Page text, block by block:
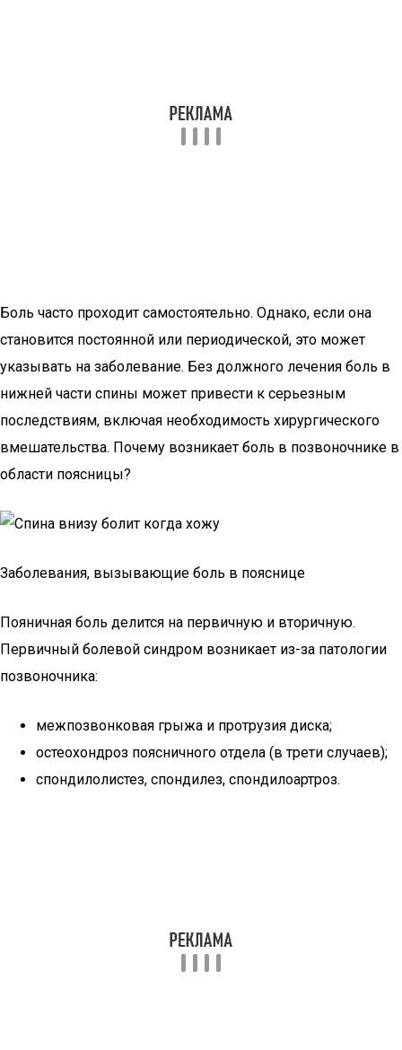
Боль часто проходит самостоятельно. Однако, если она
становится постоянной или периодической, это может
указывать на заболевание. Без должного лечения боль в
нижней части спины может привести к серьезным
последствиям, включая необходимость хирургического
вмешательства. Почему возникает боль в позвоночнике в
области поясницы?
Заболевания, вызывающие боль в пояснице
Пояничная боль делится на первичную и вторичную.
Первичный болевой синдром возникает из-за патологии
позвоночника:
межпозвонковая грыжа и протрузия диска;
остеохондроз поясничного отдела (в трети случаев);
спондилолистез, спондилез, спондилоартроз.